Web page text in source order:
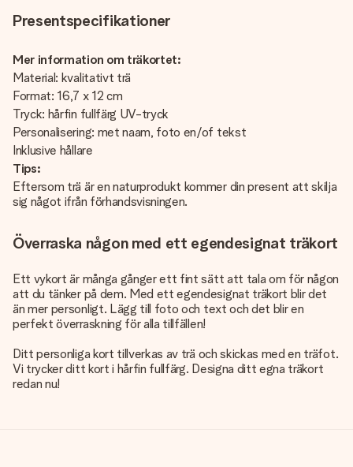
Presentspecifikationer
Mer information om träkortet:
Material: kvalitativt trä
Format: 16,7 x 12 cm
Tryck: hårfin fullfärg UV-tryck
Personalisering: met naam, foto en/of tekst
Inklusive hållare
Tips:
Eftersom trä är en naturprodukt kommer din present att skilja
sig något ifrån förhandsvisningen.
Överraska någon med ett egendesignat träkort
Ett vykort är många gånger ett fint sätt att tala om för någon
att du tänker på dem. Med ett egendesignat träkort blir det
än mer personligt. Lägg till foto och text och det blir en
perfekt överraskning för alla tillfällen!
Ditt personliga kort tillverkas av trä och skickas med en träfot.
Vi trycker ditt kort i hårfin fullfärg. Designa ditt egna träkort
redan nu!